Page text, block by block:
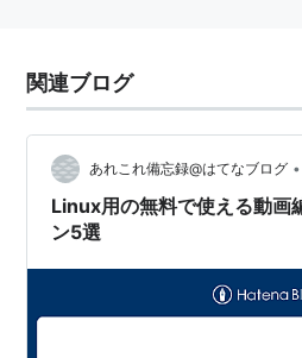
関連ブログ
あれこれ備忘録@はてなブログ •
Linux用の無料で使える動画
ン5選